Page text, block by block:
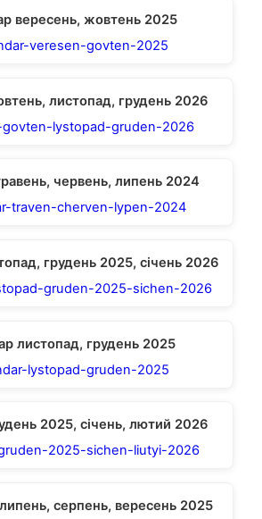
вересень, жовтень 2025
листопад, грудень 2026
червень, липень 2024
грудень 2025, січень 2026
листопад, грудень 2025
2025, січень, лютий 2026
серпень, вересень 2025